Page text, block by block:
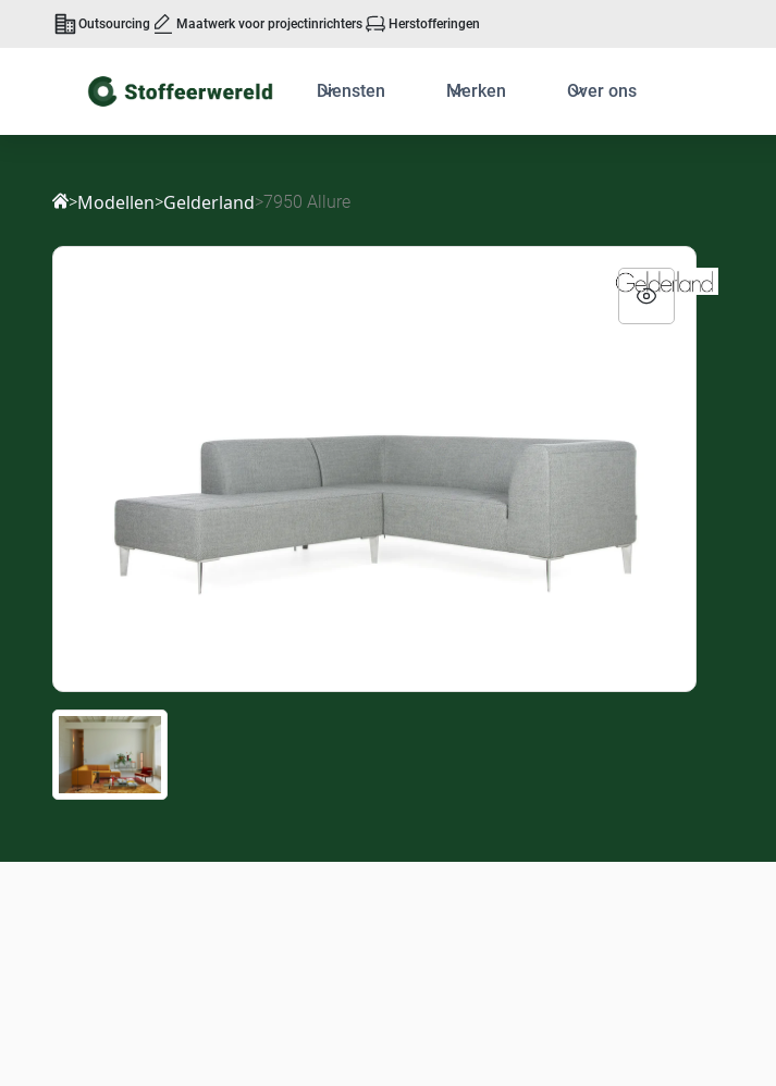
Outsourcing Maatwerk voor projectinrichters Herstofferingen
Diensten Merken Over ons
>Modellen>Gelderland>7950 Allure